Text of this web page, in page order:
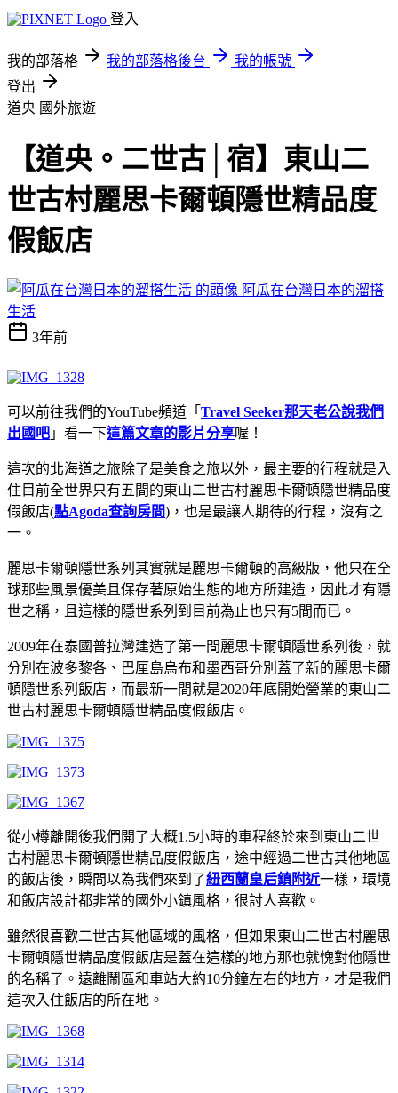
登入
我的部落格 我的部落格後台
我的帳號
登出
道央 國外旅遊
【道央。二世古│宿】東山二
世古村麗思卡爾頓隱世精品度
假飯店
阿瓜在台灣日本的溜搭
生活
3年前
可以前往我們的YouTube頻道「 Travel Seeker那天老公說我們
出國吧 」看一下這篇文章的影片分享喔！
這次的北海道之旅除了是美食之旅以外，最主要的行程就是入
住目前全世界只有五間的東山二世古村麗思卡爾頓隱世精品度
假飯店(點Agoda查詢房間)，也是最讓人期待的行程，沒有之
一。
麗思卡爾頓隱世系列其實就是麗思卡爾頓的高級版，他只在全
球那些風景優美且保存著原始生態的地方所建造，因此才有隱
世之稱，且這樣的隱世系列到目前為止也只有5間而已。
2009年在泰國普拉灣建造了第一間麗思卡爾頓隱世系列後，就
分別在波多黎各、巴厘島烏布和墨西哥分別蓋了新的麗思卡爾
頓隱世系列飯店，而最新一間就是2020年底開始營業的東山二
世古村麗思卡爾頓隱世精品度假飯店。
從小樽離開後我們開了大概1.5小時的車程終於來到東山二世
古村麗思卡爾頓隱世精品度假飯店，途中經過二世古其他地區
的飯店後，瞬間以為我們來到了紐西蘭皇后鎮附近一樣，環境
和飯店設計都非常的國外小鎮風格，很討人喜歡。
雖然很喜歡二世古其他區域的風格，但如果東山二世古村麗思
卡爾頓隱世精品度假飯店是蓋在這樣的地方那也就愧對他隱世
的名稱了。遠離鬧區和車站大約10分鐘左右的地方，才是我們
這次入住飯店的所在地。